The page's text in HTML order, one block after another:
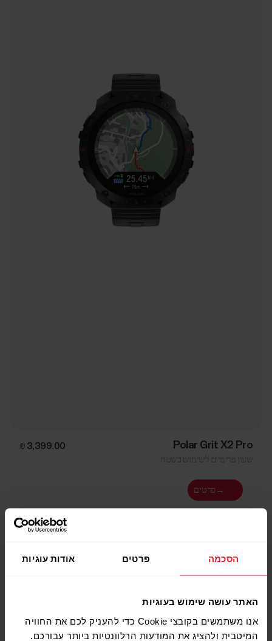
הסכמה פרטים אודות עוגיות
האתר עושה שימוש בעוגיות
אנו משתמשים בקובצי Cookie כדי להעניק לכם את החוויה
המיטבית ולהציג את המודעות הרלוונטיות ביותר עבורכם.
Polar Grit X2 Pro
→ פרטים